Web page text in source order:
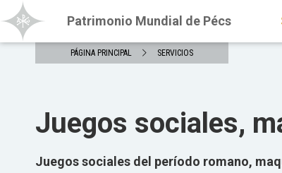
Patrimonio Mundial de Pécs
PÁGINA PRINCIPAL SERVICIOS
Juegos sociales,
Juegos sociales del período romano,